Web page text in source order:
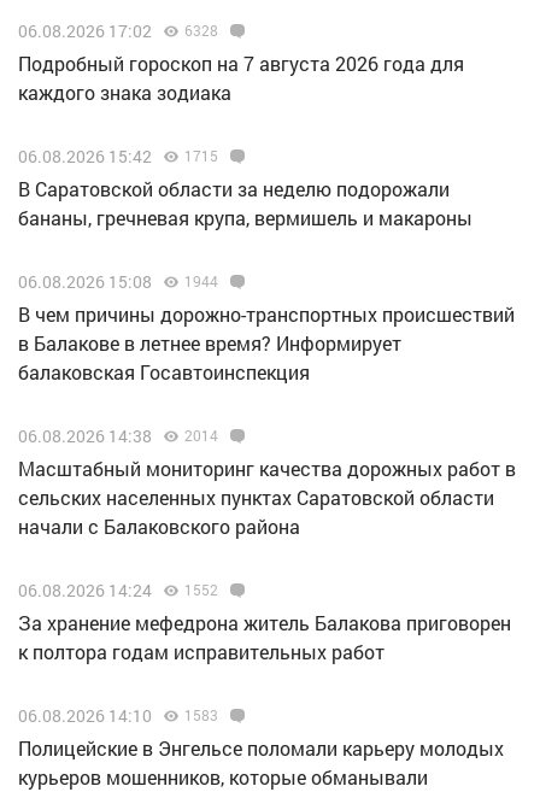
06.08.2026 17:02 6328
Подробный гороскоп на 7 августа 2026 года для
каждого знака зодиака
06.08.2026 15:42 1715
В Саратовской области за неделю подорожали
бананы, гречневая крупа, вермишель и макароны
06.08.2026 15:08 1944
В чем причины дорожно-транспортных происшествий
в Балакове в летнее время? Информирует
балаковская Госавтоинспекция
06.08.2026 14:38 2014
Масштабный мониторинг качества дорожных работ в
сельских населенных пунктах Саратовской области
начали с Балаковского района
06.08.2026 14:24 1552
За хранение мефедрона житель Балакова приговорен
к полтора годам исправительных работ
06.08.2026 14:10 1583
Полицейские в Энгельсе поломали карьеру молодых
курьеров мошенников, которые обманывали